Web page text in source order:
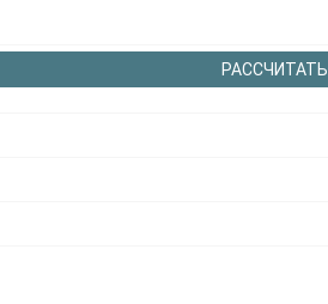
РАССЧИТАТЬ